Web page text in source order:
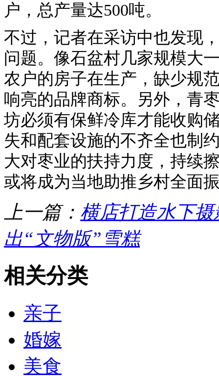
户，总产量达500吨。
不过，记者在采访中也发现
问题。像石盆村几家规模大
农户的房子在生产，缺少规
响亮的品牌商标。另外，青
坊必须有保鲜冷库才能收购
失和配套设施的不齐全也制
大对枣业的扶持力度，持续
或将成为当地助推乡村全面
上一篇： 横店打造水下摄
出“文物版”雪糕
相关分类
亲子
婚嫁
美食